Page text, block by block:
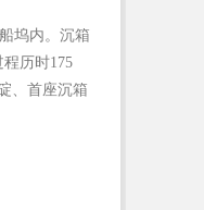
坞内。沉箱
历时175
、首座沉箱